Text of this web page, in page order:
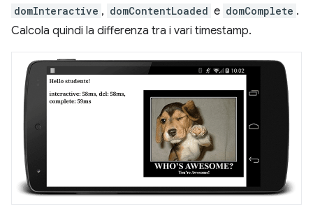
domInteractive , domContentLoaded e domComplete .
Calcola quindi la differenza tra i vari timestamp.